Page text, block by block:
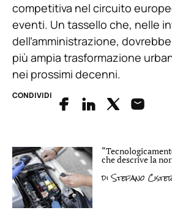
competitiva nel circuito
eventi. Un tassello che, nelle
dell’amministrazione,
più ampia trasformazione
nei prossimi decenni.
CONDIVIDI
che descrive la
diStefano